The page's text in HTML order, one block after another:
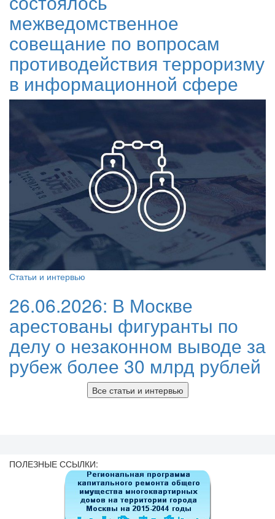
межведомственное
совещание по вопросам
противодействия терроризму
в информационной сфере
Статьи и интервью
26.06.2026: В Москве
арестованы фигуранты по
делу о незаконном выводе за
рубеж более 30 млрд рублей
Все статьи и интервью
ПОЛЕЗНЫЕ ССЫЛКИ: